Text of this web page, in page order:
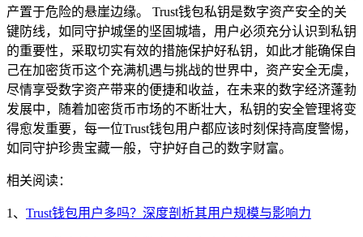
产置于危险的悬崖边缘。 Trust钱包私钥是数字资产安全的关
键防线，如同守护城堡的坚固城墙，用户必须充分认识到私钥
的重要性，采取切实有效的措施保护好私钥，如此才能确保自
己在加密货币这个充满机遇与挑战的世界中，资产安全无虞，
尽情享受数字资产带来的便捷和收益，在未来的数字经济蓬勃
发展中，随着加密货币市场的不断壮大，私钥的安全管理将变
得愈发重要，每一位Trust钱包用户都应该时刻保持高度警惕，
如同守护珍贵宝藏一般，守护好自己的数字财富。
相关阅读：
1、 Trust钱包用户多吗？深度剖析其用户规模与影响力